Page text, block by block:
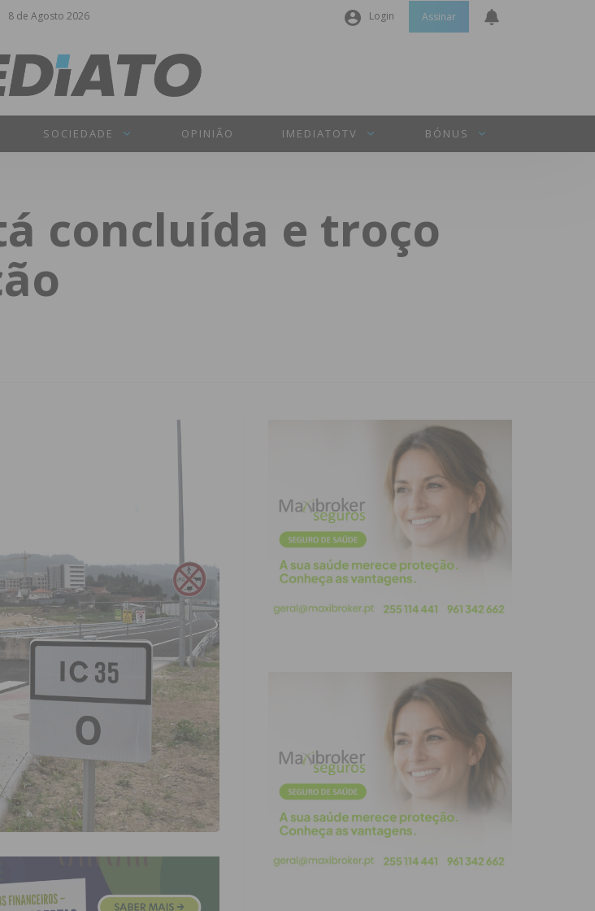
8 de Agosto 2026 Login
Senha
INICIAR SESSÃO
Assinar
SOCIEDADE OPINIÃO IMEDIATOTV BÓNUS
concluída e troço